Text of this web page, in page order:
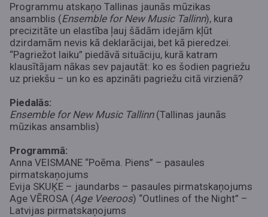
Programmu atskaņo Tallinas jaunās mūzikas
ansamblis (Ensemble for New Music Tallinn), kura
precizitāte un elastība ļauj šādām idejām kļūt
dzirdamām nevis kā deklarācijai, bet kā pieredzei.
“Pagriežot laiku” piedāvā situāciju, kurā katram
klausītājam nākas sev pajautāt: ko es šodien pagriežu
uz priekšu – un ko es apzināti pagriežu citā virzienā?
Piedalās:
Ensemble for New Music Tallinn(Tallinas jaunās
mūzikas ansamblis)
Programmā:
Anna VEISMANE “Poēma. Piens” – pasaules
pirmatskaņojums
Evija SKUĶE – jaundarbs – pasaules pirmatskaņojums
Age VĒROSA (Age Veeroos) “Outlines of the Night” –
Latvijas pirmatskaņojums